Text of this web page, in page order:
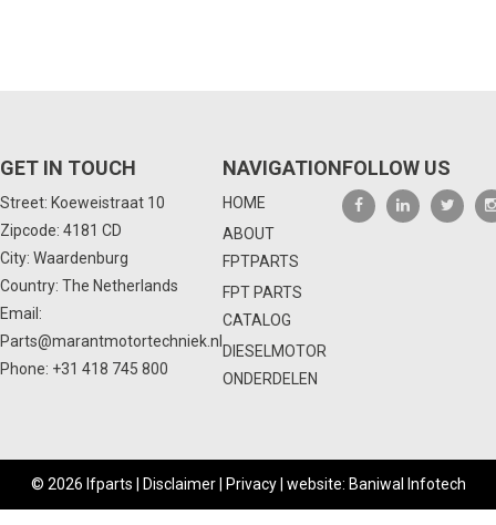
GET IN TOUCH
Street: Koeweistraat 10
Zipcode: 4181 CD
City: Waardenburg
Country: The Netherlands
Email:
Parts@marantmotortechniek.nl
Phone: +31 418 745 800
NAVIGATION
HOME
ABOUT
FPTPARTS
FPT PARTS
CATALOG
DIESELMOTOR
ONDERDELEN
FOLLOW US
© 2026 Ifparts | Disclaimer| Privacy| website: Baniwal Infotech